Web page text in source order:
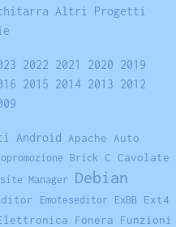
Altri Progetti
2022 2021 2020 2019
2015 2014 2013 2012
Android Apache
Auto
Brick C Cavolate
Manager Debian
Emoteseditor ExBB
Ext4
Fonera
Funzioni